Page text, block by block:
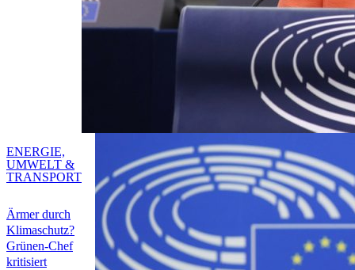
Ärmer durch
Klimaschutz?
Grünen-Chef
kritisiert
ENERGIE,
UMWELT &
TRANSPORT